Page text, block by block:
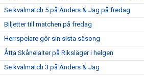
Se kvalmatch 5 på Anders & Jag på fredag
Biljetter till matchen på fredag
Herrspelare gör sin sista säsong
Åtta Skånelaiter på Riksläger i helgen
Se kvalmatch 3 på Anders & Jag